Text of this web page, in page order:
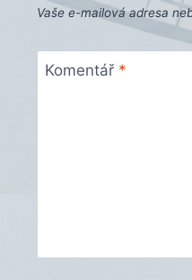
Vaše e-mailová adresa
Komentář *